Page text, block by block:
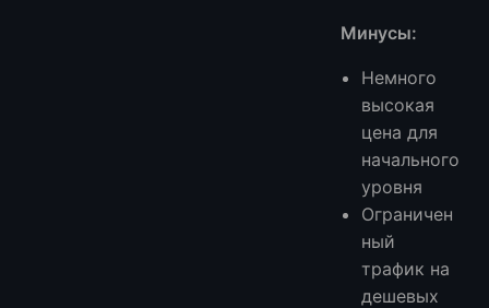
Минусы:
Немного
высокая
цена для
начального
уровня
Ограничен
ный
трафик на
дешевых